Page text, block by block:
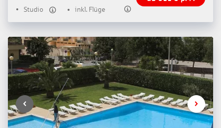
Studio inkl. Flüge